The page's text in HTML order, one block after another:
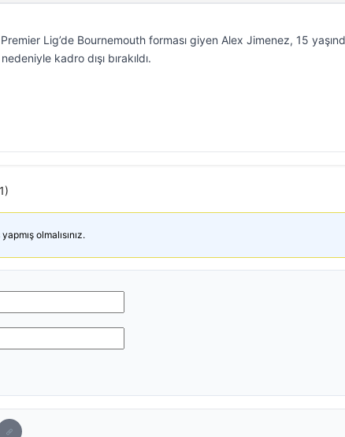
Lig’de Bournemouth forması giyen Alex Jimenez, 15
kadro dışı bırakıldı.
olmalısınız.